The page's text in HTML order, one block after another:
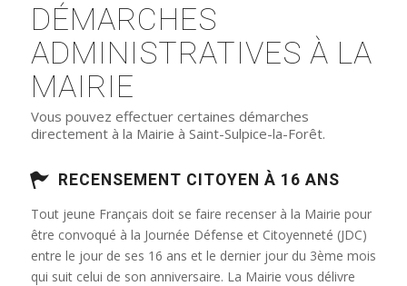
DÉMARCHES
ADMINISTRATIVES À LA
MAIRIE
Vous pouvez effectuer certaines démarches
directement à la Mairie à Saint-Sulpice-la-Forêt.
RECENSEMENT CITOYEN À 16 ANS
Tout jeune Français doit se faire recenser à la Mairie pour
être convoqué à la Journée Défense et Citoyenneté (JDC)
entre le jour de ses 16 ans et le dernier jour du 3ème mois
qui suit celui de son anniversaire. La Mairie vous délivre